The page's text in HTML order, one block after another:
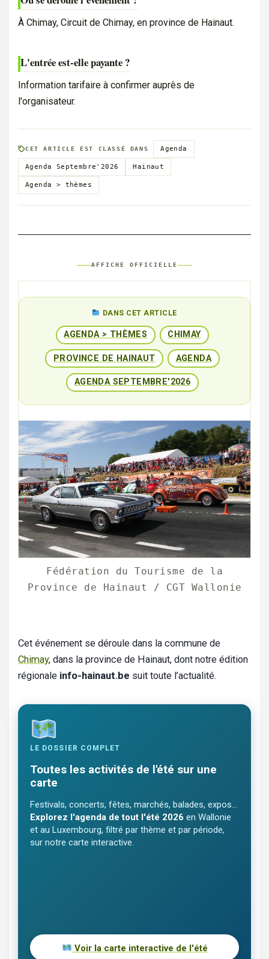
À Chimay, Circuit de Chimay, en province de Hainaut.
L'entrée est-elle payante ?
Information tarifaire à confirmer auprès de
l'organisateur.
CET ARTICLE EST CLASSÉ DANS Agenda
Agenda Septembre'2026 Hainaut
Agenda > thèmes
AFFICHE OFFICIELLE
DANS CET ARTICLE
AGENDA > THÈMES CHIMAY
PROVINCE DE HAINAUT AGENDA
AGENDA SEPTEMBRE'2026
Fédération du Tourisme de la
Province de Hainaut / CGT Wallonie
Cet événement se déroule dans la commune de
Chimay, dans la province de Hainaut, dont notre édition
régionale info-hainaut.be suit toute l’actualité.
LE DOSSIER COMPLET
Toutes les activités de l'été sur une
carte
Festivals, concerts, fêtes, marchés, balades, expos…
Explorez l'agenda de tout l'été 2026 en Wallonie
et au Luxembourg, filtré par thème et par période,
sur notre carte interactive.
Voir la carte interactive de l'été